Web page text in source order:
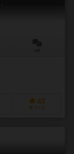
43
持ってる